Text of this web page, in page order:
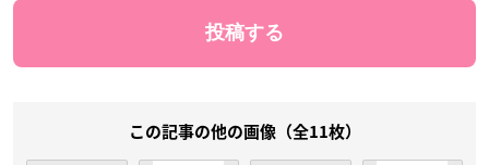
この記事の他の画像（全11枚）